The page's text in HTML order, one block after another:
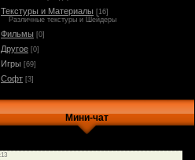
Текстуры и Материалы [16]
Различные текстуры и Шейдеры
Фильмы [0]
Другое [0]
Игры [69]
Софт [3]
Мини-чат